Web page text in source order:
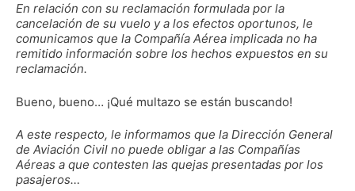
En relación con su reclamación formulada por la
cancelación de su vuelo y a los efectos oportunos, le
comunicamos que la Compañía Aérea implicada no ha
remitido información sobre los hechos expuestos en su
reclamación.
Bueno, bueno… ¡Qué multazo se están buscando!
A este respecto, le informamos que la Dirección General
de Aviación Civil no puede obligar a las Compañías
Aéreas a que contesten las quejas presentadas por los
pasajeros…